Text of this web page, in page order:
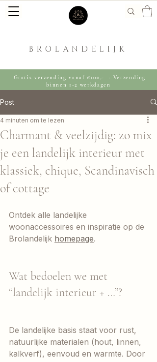
BROLANDELIJK
Gratis verzending vanaf €100,- · Verzending
binnen 1-2 werkdagen
Post
Charmant & veelzijdig: zo mix
je een landelijk interieur met
klassiek, chique, Scandinavisch
of cottage
4 minuten om te lezen
Ontdek alle landelijke
woonaccessoires en inspiratie op de
Brolandelijk homepage.
Wat bedoelen we met
“landelijk interieur + …”?
De landelijke basis staat voor rust,
natuurlijke materialen (hout, linnen,
kalkverf), eenvoud en warmte. Door